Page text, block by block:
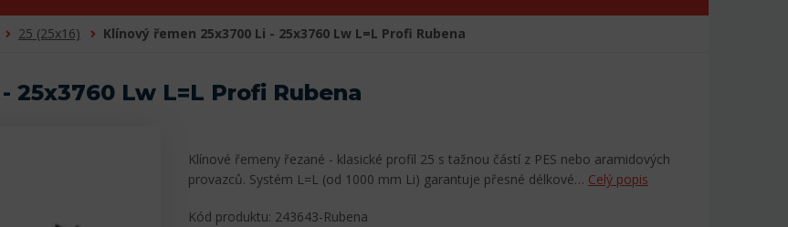
25 (25x16) Klínový řemen 25x3700 Li - 25x3760 Lw L=L Profi Rubena
25x3760 Lw L=L Profi Rubena
Klínové řemeny řezané - klasické profil 25 s tažnou částí z PES nebo aramidových
provazců. Systém L=L (od 1000 mm Li) garantuje přesné délkové… Celý popis
Kód produktu: 243643-Rubena